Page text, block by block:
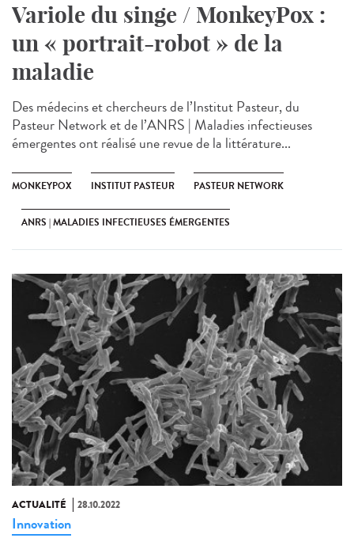
Variole du singe / MonkeyPox :
un « portrait-robot » de la
maladie
Des médecins et chercheurs de l’Institut Pasteur, du
Pasteur Network et de l’ANRS | Maladies infectieuses
émergentes ont réalisé une revue de la littérature...
MONKEYPOX INSTITUT PASTEUR PASTEUR NETWORK
ANRS | MALADIES INFECTIEUSES ÉMERGENTES
ACTUALITÉ 28.10.2022
Innovation